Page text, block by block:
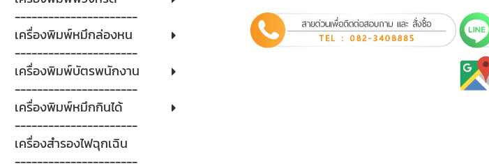
----------------------
เครื่องพิมพ์หมึกล่องหน
----------------------
เครื่องพิมพ์บัตรพนักงาน
----------------------
เครื่องพิมพ์หมึกกินได้
----------------------
เครื่องสำรองไฟฉุกเฉิน
----------------------